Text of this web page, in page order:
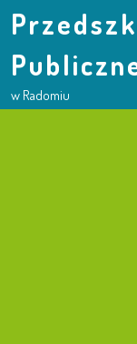
w Radomiu